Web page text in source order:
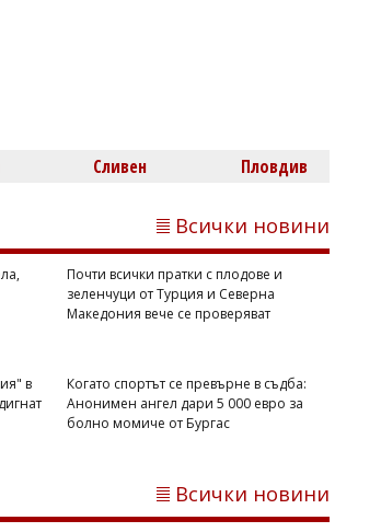
Михаил ДИМИТРОВ
жертви
Сливен Пловдив
Всички новини
Почти всички пратки с плодове и
зеленчуци от Турция и Северна
Македония вече се проверяват
в
Когато спортът се превърне в съдба:
Анонимен ангел дари 5 000 евро за
болно момиче от Бургас
Всички новини